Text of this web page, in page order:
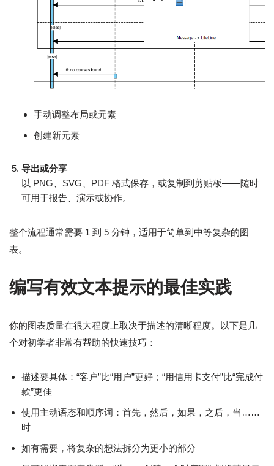
手动调整布局或元素
创建新元素
导出或分享
以 PNG、SVG、PDF 格式保存，或复制到剪贴板——随时
可用于报告、演示或协作。
整个流程通常需要 1 到 5 分钟，适用于简单到中等复杂的图
表。
编写有效文本提示的最佳实践
你的图表质量在很大程度上取决于描述的清晰程度。以下是几
个对初学者非常有帮助的快速技巧：
描述要具体：“客户”比“用户”更好；“用信用卡支付”比“完成付
款”更佳
使用主动语态和顺序词：首先，然后，如果，之后，当……
时
如有需要，将复杂的想法拆分为更小的部分